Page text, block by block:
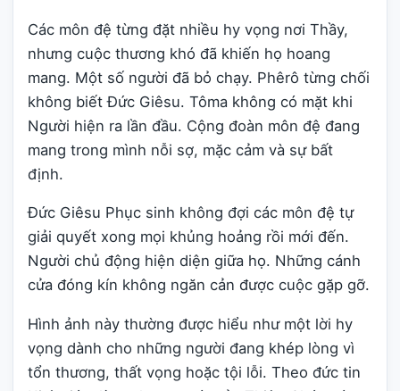
Các môn đệ từng đặt nhiều hy vọng nơi Thầy,
nhưng cuộc thương khó đã khiến họ hoang
mang. Một số người đã bỏ chạy. Phêrô từng chối
không biết Đức Giêsu. Tôma không có mặt khi
Người hiện ra lần đầu. Cộng đoàn môn đệ đang
mang trong mình nỗi sợ, mặc cảm và sự bất
định.
Đức Giêsu Phục sinh không đợi các môn đệ tự
giải quyết xong mọi khủng hoảng rồi mới đến.
Người chủ động hiện diện giữa họ. Những cánh
cửa đóng kín không ngăn cản được cuộc gặp gỡ.
Hình ảnh này thường được hiểu như một lời hy
vọng dành cho những người đang khép lòng vì
tổn thương, thất vọng hoặc tội lỗi. Theo đức tin